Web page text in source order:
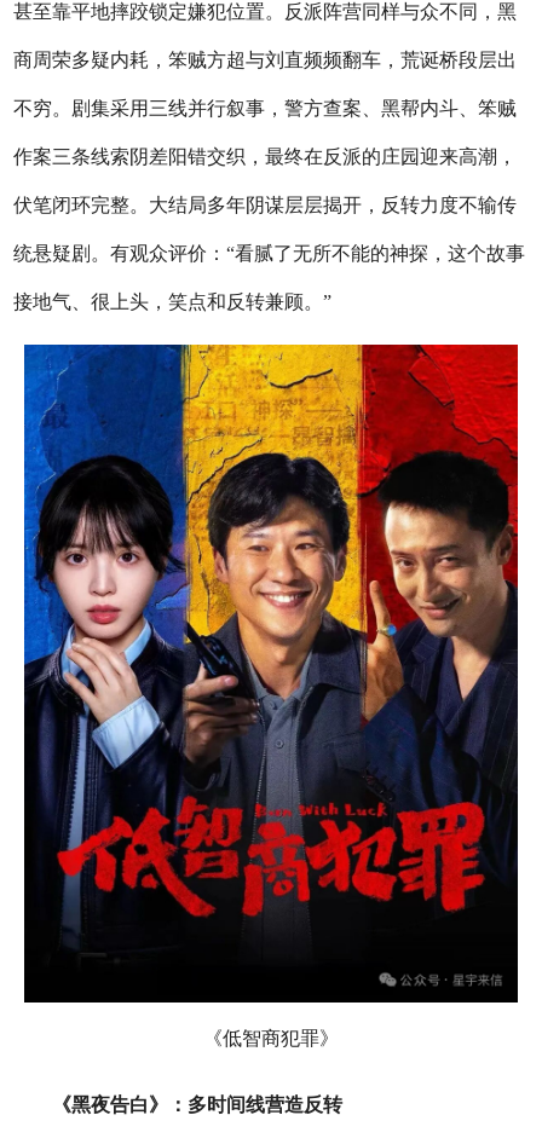
甚至靠平地摔跤锁定嫌犯位置。反派阵营同样与众不同，黑
商周荣多疑内耗，笨贼方超与刘直频频翻车，荒诞桥段层出
不穷。剧集采用三线并行叙事，警方查案、黑帮内斗、笨贼
作案三条线索阴差阳错交织，最终在反派的庄园迎来高潮，
伏笔闭环完整。大结局多年阴谋层层揭开，反转力度不输传
统悬疑剧。有观众评价：“看腻了无所不能的神探，这个故事
接地气、很上头，笑点和反转兼顾。”
《低智商犯罪》
《黑夜告白》：多时间线营造反转